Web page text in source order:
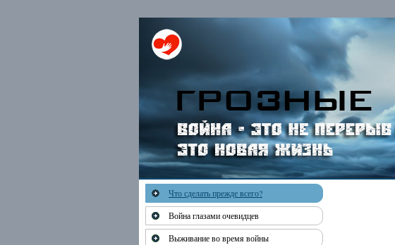
Что сделать прежде всего?
Война глазами очевидцев
Выживание во время войны